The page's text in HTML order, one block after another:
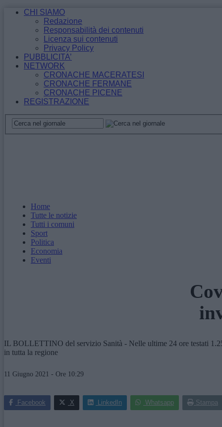
CHI SIAMO
Redazione
Responsabilità dei contenuti
Licenza sui contenuti
Privacy Policy
PUBBLICITA’
NETWORK
CRONACHE MACERATESI
CRONACHE FERMANE
CRONACHE PICENE
REGISTRAZIONE
Home
Tutte le notizie
Tutti i comuni
Sport
Politica
Economia
Eventi
IL BOLLETTINO del servizio Sanità - Nelle ultime 24 ore testati
in tutta la regione
11 Giugno 2021 - Ore 10:29
Facebook X LinkedIn Whatsapp Stampa